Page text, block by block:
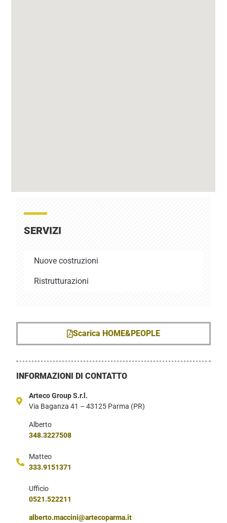
SERVIZI
Nuove costruzioni
Ristrutturazioni
Scarica HOME&PEOPLE
INFORMAZIONI DI CONTATTO
Arteco Group S.r.l.
Via Baganza 41 – 43125 Parma (PR)
Alberto
348.3227508
Matteo
333.9151371
Ufficio
0521.522211
alberto.maccini@artecoparma.it